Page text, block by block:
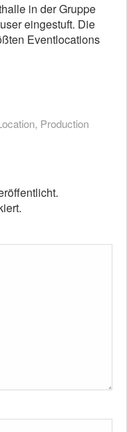
in der Gruppe
eingestuft. Die
Eventlocations
, Production